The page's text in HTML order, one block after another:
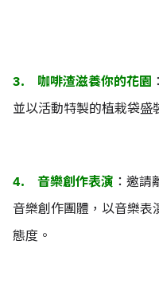
3. 咖啡渣滋養你的花園
並以活動特製的植栽袋盛
4. 音樂創作表演 ：邀請
音樂創作團體，以音樂表
態度。